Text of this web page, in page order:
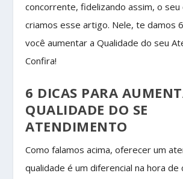
concorrente, fidelizando assim, o seu
criamos esse artigo. Nele, te damos
você aumentar a Qualidade do seu
Confira!
6 DICAS PARA
QUALIDADE DO SE
ATENDIMENTO
Como falamos acima, oferecer um
qualidade é um diferencial na hora de